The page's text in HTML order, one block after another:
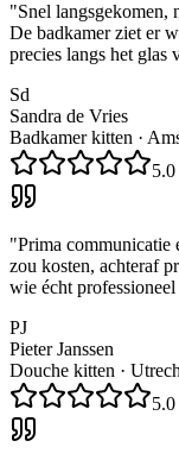
"Snel langsgekomen,
De badkamer ziet er
precies langs het
Sd
Sandra de Vries
Badkamer kitten ·
5.0
"Prima communicatie
zou kosten, achteraf
wie écht
PJ
Pieter Janssen
Douche kitten ·
5.0